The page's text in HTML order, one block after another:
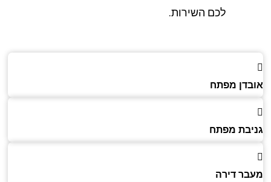
לכם השירות.
מפתח
מפתח
דירה